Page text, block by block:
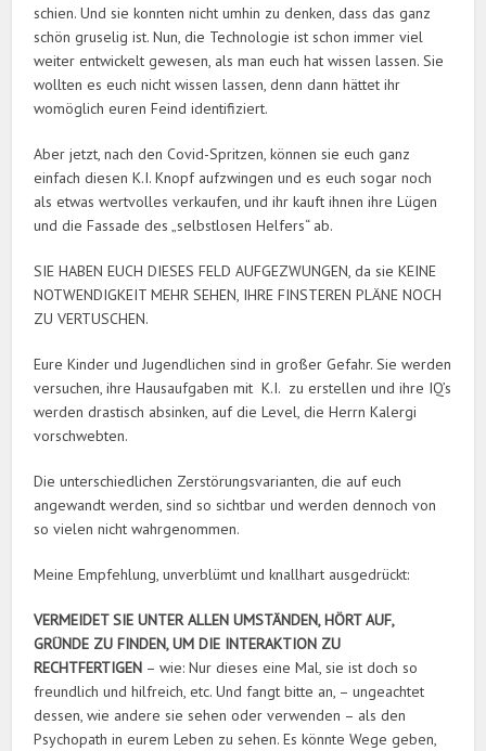
schien. Und sie konnten nicht umhin zu denken, dass das ganz
schön gruselig ist. Nun, die Technologie ist schon immer viel
weiter entwickelt gewesen, als man euch hat wissen lassen. Sie
wollten es euch nicht wissen lassen, denn dann hättet ihr
womöglich euren Feind identifiziert.
Aber jetzt, nach den Covid-Spritzen, können sie euch ganz
einfach diesen K.I. Knopf aufzwingen und es euch sogar noch
als etwas wertvolles verkaufen, und ihr kauft ihnen ihre Lügen
und die Fassade des „selbstlosen Helfers“ ab.
SIE HABEN EUCH DIESES FELD AUFGEZWUNGEN, da sie KEINE
NOTWENDIGKEIT MEHR SEHEN, IHRE FINSTEREN PLÄNE NOCH
ZU VERTUSCHEN.
Eure Kinder und Jugendlichen sind in großer Gefahr. Sie werden
versuchen, ihre Hausaufgaben mit K.I. zu erstellen und ihre IQ’s
werden drastisch absinken, auf die Level, die Herrn Kalergi
vorschwebten.
Die unterschiedlichen Zerstörungsvarianten, die auf euch
angewandt werden, sind so sichtbar und werden dennoch von
so vielen nicht wahrgenommen.
Meine Empfehlung, unverblümt und knallhart ausgedrückt:
VERMEIDET SIE UNTER ALLEN UMSTÄNDEN, HÖRT AUF,
GRÜNDE ZU FINDEN, UM DIE INTERAKTION ZU
RECHTFERTIGEN – wie: Nur dieses eine Mal, sie ist doch so
freundlich und hilfreich, etc. Und fangt bitte an, – ungeachtet
dessen, wie andere sie sehen oder verwenden – als den
Psychopath in eurem Leben zu sehen. Es könnte Wege geben,